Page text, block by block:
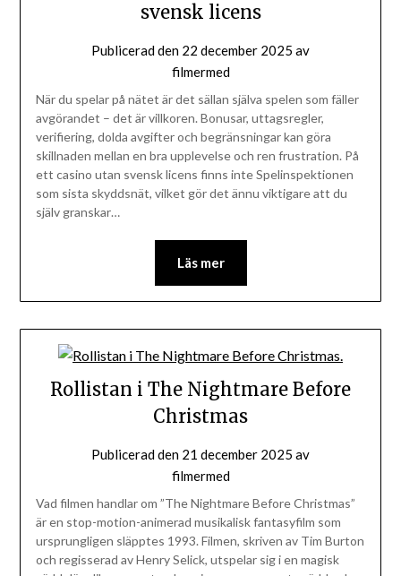
svensk licens
Publicerad den 22 december 2025 av
filmermed
När du spelar på nätet är det sällan själva spelen som fäller
avgörandet – det är villkoren. Bonusar, uttagsregler,
verifiering, dolda avgifter och begränsningar kan göra
skillnaden mellan en bra upplevelse och ren frustration. På
ett casino utan svensk licens finns inte Spelinspektionen
som sista skyddsnät, vilket gör det ännu viktigare att du
själv granskar…
Läs mer
Rollistan i The Nightmare Before
Christmas
Publicerad den 21 december 2025 av
filmermed
Vad filmen handlar om ”The Nightmare Before Christmas”
är en stop-motion-animerad musikalisk fantasyfilm som
ursprungligen släpptes 1993. Filmen, skriven av Tim Burton
och regisserad av Henry Selick, utspelar sig i en magisk